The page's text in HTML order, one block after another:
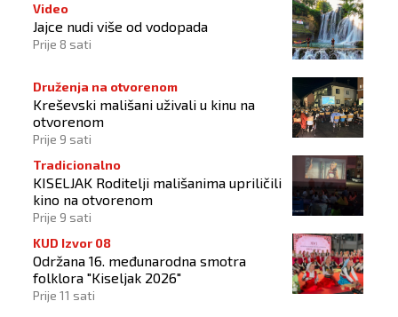
Video
Jajce nudi više od vodopada
Prije 8 sati
Druženja na otvorenom
Kreševski mališani uživali u kinu na
otvorenom
Prije 9 sati
Tradicionalno
KISELJAK Roditelji mališanima upriličili
kino na otvorenom
Prije 9 sati
KUD Izvor 08
Održana 16. međunarodna smotra
folklora "Kiseljak 2026"
Prije 11 sati